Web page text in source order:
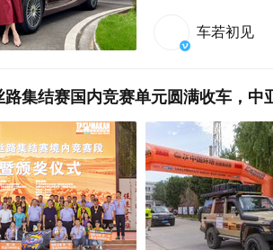
车若初见
集结赛国内竞赛单元圆满收车，中